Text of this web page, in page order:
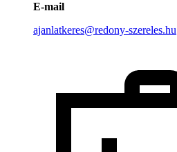
E-mail
ajanlatkeres@redony-szereles.hu